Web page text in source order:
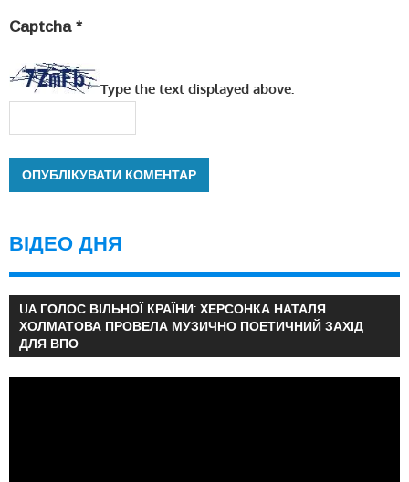
Captcha *
Type the text displayed above:
ВІДЕО ДНЯ
UA ГОЛОС ВІЛЬНОЇ КРАЇНИ: ХЕРСОНКА НАТАЛЯ
ХОЛМАТОВА ПРОВЕЛА МУЗИЧНО ПОЕТИЧНИЙ ЗАХІД
ДЛЯ ВПО